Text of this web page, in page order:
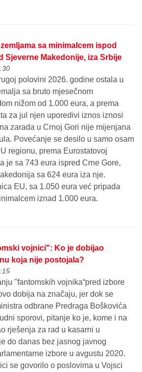
sa minimalcem ispod
Sjeverne Makedonije, iza Srbije
polovini 2026. godine ostala u
sa bruto mjesečnom
nižom od 1.000 eura, a prema
za jul njen uporedivi iznos iznosi
zarada u Crnoj Gori nije mijenjana
Povećanje se desilo u samo osam
regionu, prema Eurostatovoj
je sa 743 eura ispred Crne Gore,
sa 624 eura iza nje.
EU, sa 1.050 eura već pripada
iznad 1.000 eura.
vojnici": Ko je dobijao
koja nije postojala?
"fantomskih vojnika“pred izbore
dobija na značaju, jer dok se
odbrane Predraga Boškovića
sporovi, pitanje ko je, kome i na
rješenja za rad u kasarni u
do danas bez jasnog javnog
izbore u avgustu 2020.
se govorilo o poslovima u Vojsci